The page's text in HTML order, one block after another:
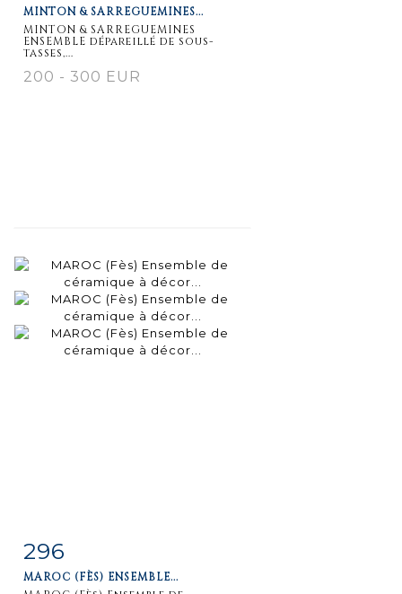
détaillée
MINTON & SARREGUEMINES...
MINTON & SARREGUEMINES
ENSEMBLE dépareillé de sous-
tasses,...
200 - 300 EUR
Fiche
détaillée
296
MAROC (FÈS) ENSEMBLE...